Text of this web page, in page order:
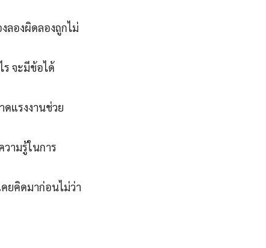
ลองผิดลองถูกไม่
ร จะมีข้อได้
แรงงานช่วย
วามรู้ในการ
ยคิดมาก่อนไม่ว่า